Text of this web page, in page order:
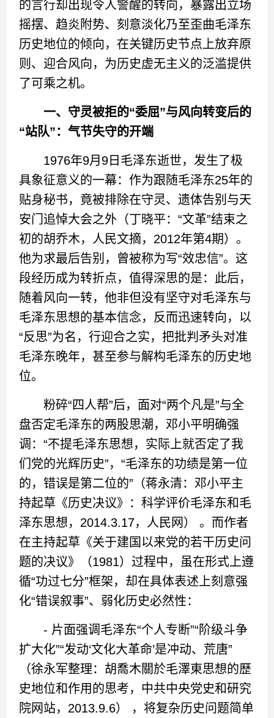
的言行却出现令人警醒的转向，暴露出立场
摇摆、趋炎附势、刻意淡化乃至歪曲毛泽东
历史地位的倾向，在关键历史节点上放弃原
则、迎合风向，为历史虚无主义的泛滥提供
了可乘之机。
一、守灵被拒的“委屈”与风向转变后的
“站队”：气节失守的开端
1976年9月9日毛泽东逝世，发生了极
具象征意义的一幕：作为跟随毛泽东25年的
贴身秘书，竟被排除在守灵、遗体告别与天
安门追悼大会之外（丁晓平：“文革”结束之
初的胡乔木，人民文摘，2012年第4期）。
他为求最后告别，曾被称为写“效忠信”。这
段经历成为转折点，值得深思的是：此后，
随着风向一转，他非但没有坚守对毛泽东与
毛泽东思想的基本信念，反而迅速转向，以
“反思”为名，行迎合之实，把批判矛头对准
毛泽东晚年，甚至参与解构毛泽东的历史地
位。
粉碎“四人帮”后，面对“两个凡是”与全
盘否定毛泽东的两股思潮，邓小平明确强
调：“不提毛泽东思想，实际上就否定了我
们党的光辉历史”，“毛泽东的功绩是第一位
的，错误是第二位的”（蒋永清：邓小平主
持起草《历史决议》：科学评价毛泽东和毛
泽东思想，2014.3.17，人民网） 。而作者
在主持起草《关于建国以来党的若干历史问
题的决议》（1981）过程中，虽在形式上遵
循“功过七分”框架，却在具体表述上刻意强
化“错误叙事”、弱化历史必然性：
- 片面强调毛泽东“个人专断”“阶级斗争
扩大化”“发动‘文化大革命’是冲动、荒唐”
（徐永军整理：胡喬木關於毛澤東思想的歷
史地位和作用的思考，中共中央党史和研究
院网站，2013.9.6） ，将复杂历史问题简单